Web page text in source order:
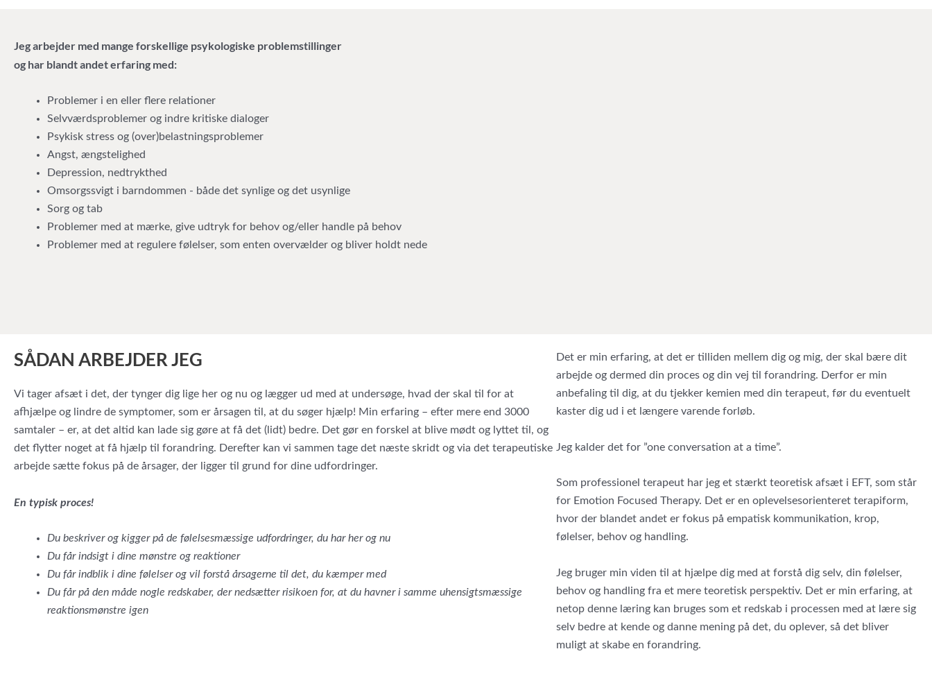
Jeg arbejder med mange forskellige psykologiske problemstillinger
og har blandt andet erfaring med:
Problemer i en eller flere relationer
Selvværdsproblemer og indre kritiske dialoger
Psykisk stress og (over)belastningsproblemer
Angst, ængstelighed
Depression, nedtrykthed
Omsorgssvigt i barndommen - både det synlige og det usynlige
Sorg og tab
Problemer med at mærke, give udtryk for behov og/eller handle på behov
Problemer med at regulere følelser, som enten overvælder og bliver holdt nede
SÅDAN ARBEJDER JEG
Vi tager afsæt i det, der tynger dig lige her og nu og lægger ud med at undersøge, hvad der skal til for at
afhjælpe og lindre de symptomer, som er årsagen til, at du søger hjælp! Min erfaring – efter mere end 3000
samtaler – er, at det altid kan lade sig gøre at få det (lidt) bedre. Det gør en forskel at blive mødt og lyttet til, og
det flytter noget at få hjælp til forandring. Derefter kan vi sammen tage det næste skridt og via det terapeutiske
arbejde sætte fokus på de årsager, der ligger til grund for dine udfordringer.
En typisk proces!
Du beskriver og kigger på de følelsesmæssige udfordringer, du har her og nu
Du får indsigt i dine mønstre og reaktioner
Du får indblik i dine følelser og vil forstå årsagerne til det, du kæmper med
Du får på den måde nogle redskaber, der nedsætter risikoen for, at du havner i samme uhensigtsmæssige
reaktionsmønstre igen
Det er min erfaring, at det er tilliden mellem dig og mig, der skal bære dit
arbejde og dermed din proces og din vej til forandring. Derfor er min
anbefaling til dig, at du tjekker kemien med din terapeut, før du eventuelt
kaster dig ud i et længere varende forløb.
Jeg kalder det for ”one conversation at a time”.
Som professionel terapeut har jeg et stærkt teoretisk afsæt i EFT, som står
for Emotion Focused Therapy. Det er en oplevelsesorienteret terapiform,
hvor der blandet andet er fokus på empatisk kommunikation, krop,
følelser, behov og handling.
Jeg bruger min viden til at hjælpe dig med at forstå dig selv, din følelser,
behov og handling fra et mere teoretisk perspektiv. Det er min erfaring, at
netop denne læring kan bruges som et redskab i processen med at lære sig
selv bedre at kende og danne mening på det, du oplever, så det bliver
muligt at skabe en forandring.